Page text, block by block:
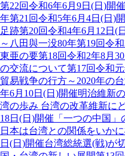
第22回令和6年6月9日(日)開催
年第21回令和5年6月4日(日)
足跡第20回令和4年6月12日(
～八田與一没80年第19回令
東亜の要第18回令和2年8月
の交流について第17回令和
貿易戦争の行方～2020年の
年6月10日(日)開催明治維新
湾の歩み 台湾の改革維新に
18日(日)開催 「一つの中国
日本は台湾との関係をいか
日(日)開催台湾総統選(戦)が